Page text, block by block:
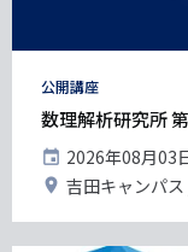
タ
グ
公開講座
数理解析研究所
開
催
日
2026年08月03
開
地
吉田キャンパス